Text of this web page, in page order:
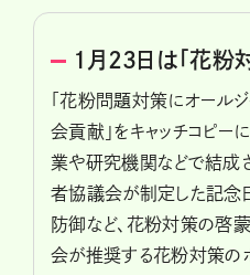
1月23日は「花粉
「花粉問題対策にオール
会貢献」をキャッチコピー
業や研究機関などで結成
者協議会が制定した記念
防御など、花粉対策の啓
会が推奨する花粉対策の